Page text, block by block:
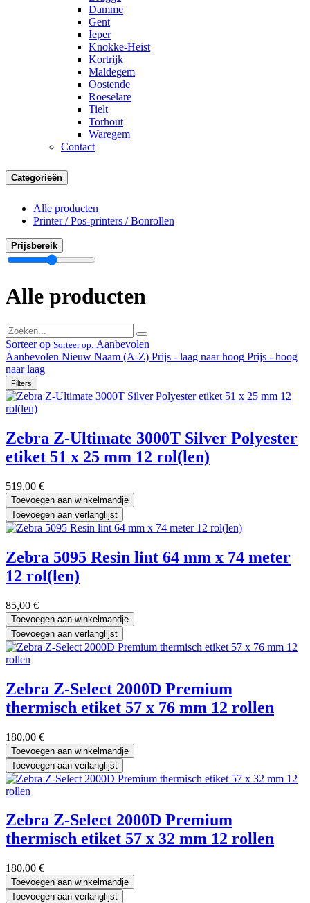
Damme
Gent
Ieper
Knokke-Heist
Kortrijk
Maldegem
Oostende
Roeselare
Tielt
Torhout
Waregem
Contact
Categorieën
Alle producten
Printer / Pos-printers / Bonrollen
Prijsbereik
Alle producten
Sorteer op Sorteer op: Aanbevolen
Aanbevolen Nieuw Naam (A-Z) Prijs - laag naar hoog Prijs - hoog
naar laag
Filters
Zebra Z-Ultimate 3000T Silver Polyester
etiket 51 x 25 mm 12 rol(len)
519,00 €
Toevoegen aan winkelmandje
Toevoegen aan verlanglijst
Zebra 5095 Resin lint 64 mm x 74 meter
12 rol(len)
85,00 €
Toevoegen aan winkelmandje
Toevoegen aan verlanglijst
Zebra Z-Select 2000D Premium
thermisch etiket 57 x 76 mm 12 rollen
180,00 €
Toevoegen aan winkelmandje
Toevoegen aan verlanglijst
Zebra Z-Select 2000D Premium
thermisch etiket 57 x 32 mm 12 rollen
180,00 €
Toevoegen aan winkelmandje
Toevoegen aan verlanglijst